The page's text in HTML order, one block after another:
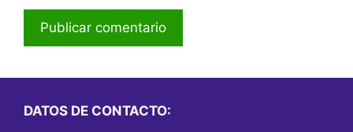
DATOS DE CONTACTO: